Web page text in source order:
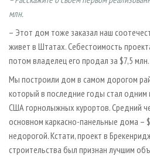
млн.
– Этот дом тоже заказал наш
живет в Штатах. Себестоимость
потом владелец его продал за $7,5 млн.
Мы построили дом в самом дорогом
который в последние годы стал
США горнолыжных курортов. Средний
основном каркасно-панельные дома –
недорогой. Кстати, проект в
строительства был признан лучшим